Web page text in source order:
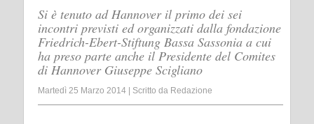
Si è tenuto ad Hannover il primo dei sei
incontri previsti ed organizzati dalla fondazione
Friedrich-Ebert-Stiftung Bassa Sassonia a cui
ha preso parte anche il Presidente del Comites
di Hannover Giuseppe Scigliano
Martedì 25 Marzo 2014 Scritto da Redazione